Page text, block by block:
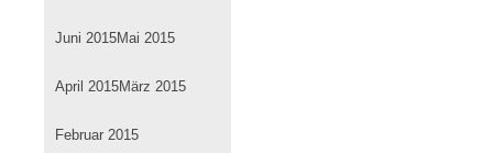
Juni 2015Mai 2015
April 2015März 2015
Februar 2015